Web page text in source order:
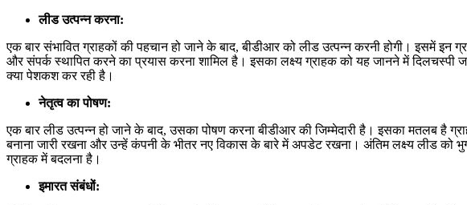
लीड उत्पन्न करना:
एक बार संभावित ग्राहकों की पहचान हो जाने के बाद, बीडीआर को लीड उत्पन्न करनी होगी। इसमें इन
और संपर्क स्थापित करने का प्रयास करना शामिल है। इसका लक्ष्य ग्राहक को यह जानने में दिलचस्पी
क्या पेशकश कर रही है।
नेतृत्व का पोषण:
एक बार लीड उत्पन्न हो जाने के बाद, उसका पोषण करना बीडीआर की जिम्मेदारी है। इसका मतलब है
बनाना जारी रखना और उन्हें कंपनी के भीतर नए विकास के बारे में अपडेट रखना। अंतिम लक्ष्य लीड को
ग्राहक में बदलना है।
इमारत संबंधों: